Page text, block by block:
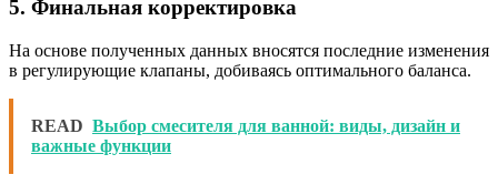
5. Финальная корректировка
На основе полученных данных вносятся последние изменения
в регулирующие клапаны, добиваясь оптимального баланса.
READ Выбор смесителя для ванной: виды, дизайн и
важные функции